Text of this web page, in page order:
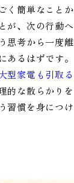
く簡単なことか
が、次の行動へ
思考から一度離
るはずです。
型家電も引取る
的な散らかりを
習慣を身につけ